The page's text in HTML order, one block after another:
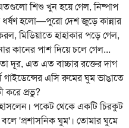
শিশু খুন হয়ে গেল, নিষ্পাপ
হলো—পুরো দেশ জুড়ে কান্নার
মিডিয়াতে হাহাকার পড়ে গেল,
কানের পাশ দিয়ে চলে গেল...
দূর, এত এত বাচ্চার রক্তের দাগ
এসি রুমের ঘুম ভাঙাতে
করে প্রভু?
হাসলেন। পকেট থেকে একটি চিরকুট
'প্রশাসনিক ঘুম'। তোমার ঘুমে